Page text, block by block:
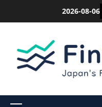
2026-08-06